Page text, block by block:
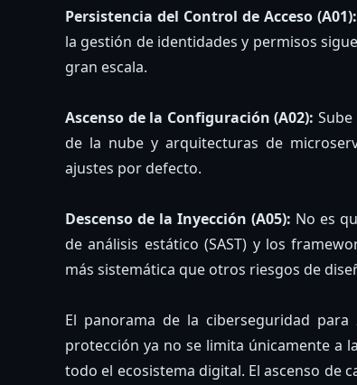
Persistencia del Control de Acceso (A01):
la gestión de identidades y permisos
gran escala.
Ascenso de la Configuración (A02):
de la nube y arquitecturas de
ajustes por defecto.
Descenso de la Inyección (A05): No es
de análisis estático (SAST) y los
más sistemática que otros riesgos de
El panorama de la ciberseguridad
protección ya no se limita únicamente a
todo el ecosistema digital. El ascenso de